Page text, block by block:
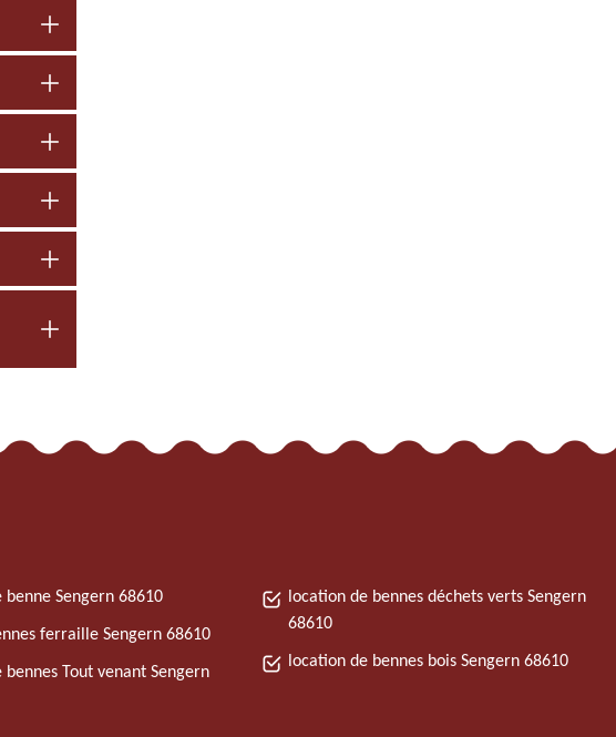
benne Sengern 68610
ferraille Sengern 68610
bennes Tout venant Sengern
location de bennes déchets verts Sengern
68610
location de bennes bois Sengern 68610